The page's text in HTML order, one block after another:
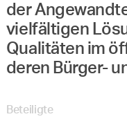
der
vielfältigen
Qualitäten im
deren Bürger-
Beteiligte